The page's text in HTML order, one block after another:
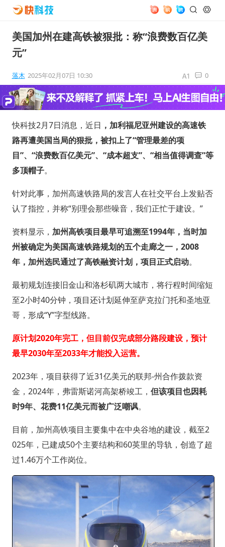
美国加州在建高铁被狠批：称“浪费数百亿美
元”
落木 2025年02月07日 10:30 0
快科技2月7日消息，近日 ，加利福尼亚州建设的高速铁
路再遭美国当局的狠批，被扣上了“管理最差的项
目”、“浪费数百亿美元”、“成本超支”、“相当值得调查”等
多顶帽子。
针对此事，加州高速铁路局的发言人在社交平台上发贴否
认了指控，并称“别理会那些噪音，我们正忙于建设。”
资料显示， 加州高铁项目最早可追溯至1994年，当时加
州被确定为美国高速铁路规划的五个走廊之一，2008
年，加州选民通过了高铁融资计划，项目正式启动。
最初规划连接旧金山和洛杉矶两大城市，将行程时间缩短
至2小时40分钟，项目还计划延伸至萨克拉门托和圣地亚
哥，形成“Y”字型线路。
原计划2020年完工，但目前仅完成部分路段建设，预计
最早2030年至2033年才能投入运营。
2023年，项目获得了近31亿美元的联邦-州合作拨款资
金，2024年，弗雷斯诺河高架桥竣工， 但该项目也因耗
时9年、花费11亿美元而被广泛嘲讽。
目前，加州高铁项目主要集中在中央谷地的建设，截至2
025年，已建成50个主要结构和60英里的导轨，创造了超
过1.46万个工作岗位。